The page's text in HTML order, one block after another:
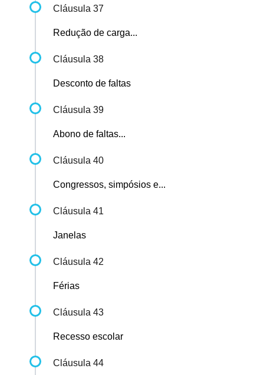
Cláusula 37
Redução de carga...
Cláusula 38
Desconto de faltas
Cláusula 39
Abono de faltas...
Cláusula 40
Congressos, simpósios e...
Cláusula 41
Janelas
Cláusula 42
Férias
Cláusula 43
Recesso escolar
Cláusula 44